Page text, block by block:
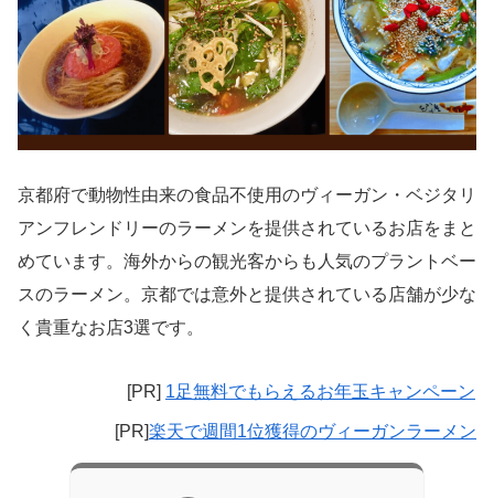
京都府で動物性由来の食品不使用のヴィーガン・ベジタリ
アンフレンドリーのラーメンを提供されているお店をまと
めています。海外からの観光客からも人気のプラントベー
スのラーメン。京都では意外と提供されている店舗が少な
く貴重なお店3選です。
[PR] 1足無料でもらえるお年玉キャンペーン
[PR]楽天で週間1位獲得のヴィーガンラーメン